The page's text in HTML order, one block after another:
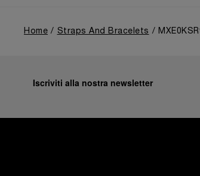
Home Straps And Bracelets
Iscriviti alla nostra newsletter